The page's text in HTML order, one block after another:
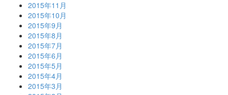
2015年11月
2015年10月
2015年9月
2015年8月
2015年7月
2015年6月
2015年5月
2015年4月
2015年3月